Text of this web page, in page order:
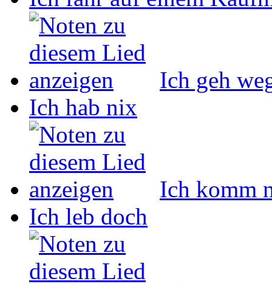
Ich geh
Ich hab nix
Ich komm
Ich leb doch